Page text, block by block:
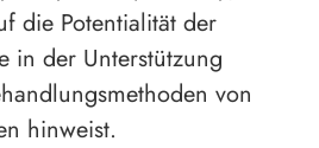
die Potentialität der
in der Unterstützung
von
hinweist.